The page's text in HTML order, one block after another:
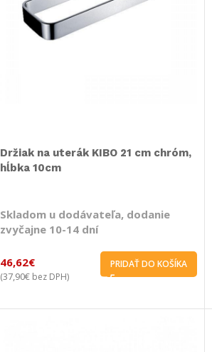
Držiak na uterák KIBO 21 cm chróm,
hĺbka 10cm
Skladom u dodávateľa, dodanie
zvyčajne 10-14 dní
46,62€
(37,90€ bez DPH)
PRIDAŤ DO KOŠÍKA